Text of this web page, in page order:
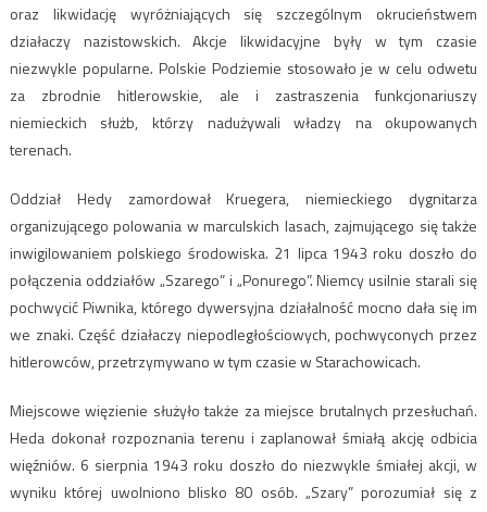
oraz likwidację wyróżniających się szczególnym okrucieństwem
działaczy nazistowskich. Akcje likwidacyjne były w tym czasie
niezwykle popularne. Polskie Podziemie stosowało je w celu odwetu
za zbrodnie hitlerowskie, ale i zastraszenia funkcjonariuszy
niemieckich służb, którzy nadużywali władzy na okupowanych
terenach.
Oddział Hedy zamordował Kruegera, niemieckiego dygnitarza
organizującego polowania w marculskich lasach, zajmującego się także
inwigilowaniem polskiego środowiska. 21 lipca 1943 roku doszło do
połączenia oddziałów „Szarego” i „Ponurego”. Niemcy usilnie starali się
pochwycić Piwnika, którego dywersyjna działalność mocno dała się im
we znaki. Część działaczy niepodległościowych, pochwyconych przez
hitlerowców, przetrzymywano w tym czasie w Starachowicach.
Miejscowe więzienie służyło także za miejsce brutalnych przesłuchań.
Heda dokonał rozpoznania terenu i zaplanował śmiałą akcję odbicia
więźniów. 6 sierpnia 1943 roku doszło do niezwykle śmiałej akcji, w
wyniku której uwolniono blisko 80 osób. „Szary” porozumiał się z